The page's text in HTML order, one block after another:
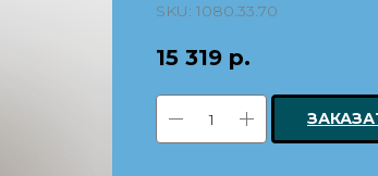
SKU: 1080.33.70
15 319 р.